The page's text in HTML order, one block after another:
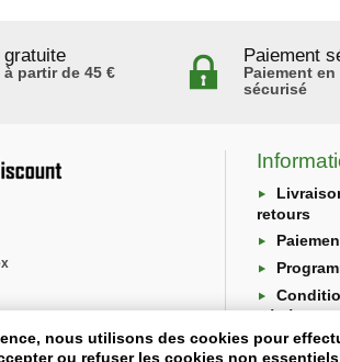
à partir de 45 €
Paiement
Paiement
sécurisé
retours
générales
nous utilisons des cookies pour
ou refuser les cookies non